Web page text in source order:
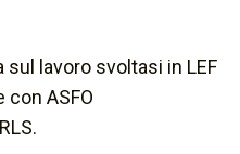
sul lavoro svoltasi in LEF
con ASFO